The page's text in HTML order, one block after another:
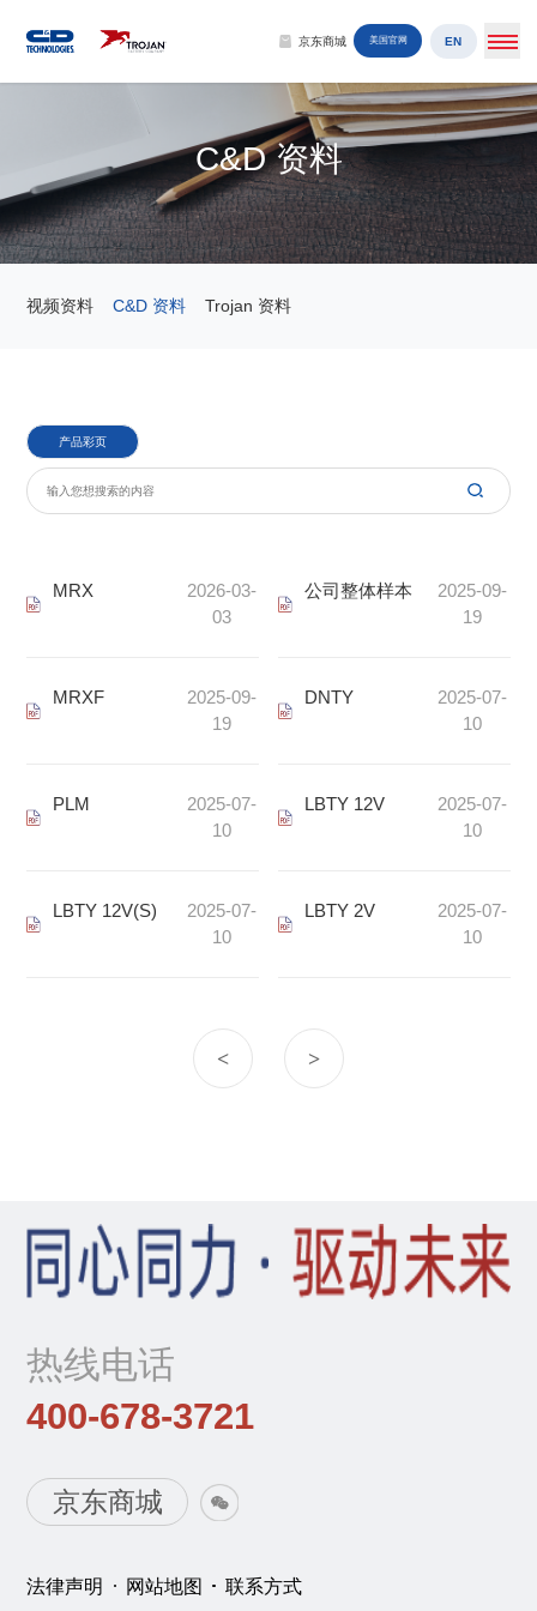
京东商城 美国官网 EN
C&D 资料
视频资料 C&D 资料 Trojan 资料
产品彩页
MRX
2026-03-
03
公司整体样本
2025-09-
19
MRXF
2025-09-
19
DNTY
2025-07-
10
PLM
2025-07-
10
LBTY 12V
2025-07-
10
LBTY 12V(S)
2025-07-
10
LBTY 2V
2025-07-
10
< >
热线电话
400-678-3721
京东商城
法律声明 网站地图 联系方式